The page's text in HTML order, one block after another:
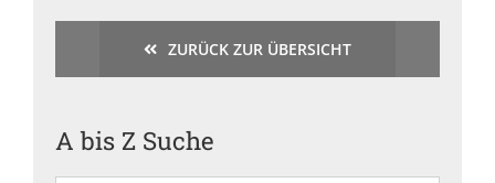
ZURÜCK ZUR ÜBERSICHT
A bis Z Suche